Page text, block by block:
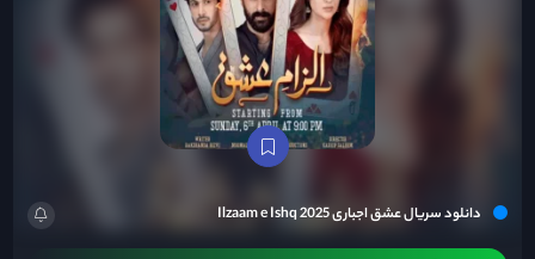
دانلود سریال عشق اجباری Ilzaam e Ishq 2025